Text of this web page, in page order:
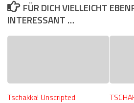
FÜR DICH VIELLEICHT
INTERESSANT …
Tschakka! Unscripted